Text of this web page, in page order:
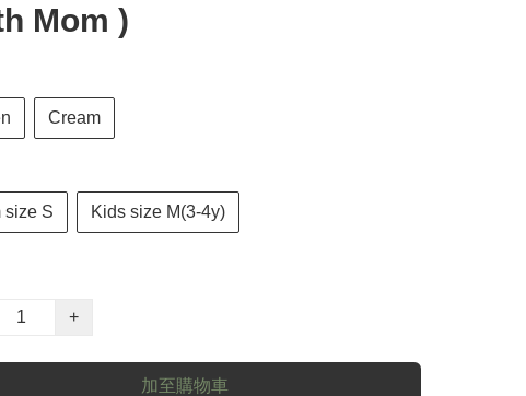
Mom )
Cream
size S Kids size M(3-4y)
+
加至購物車